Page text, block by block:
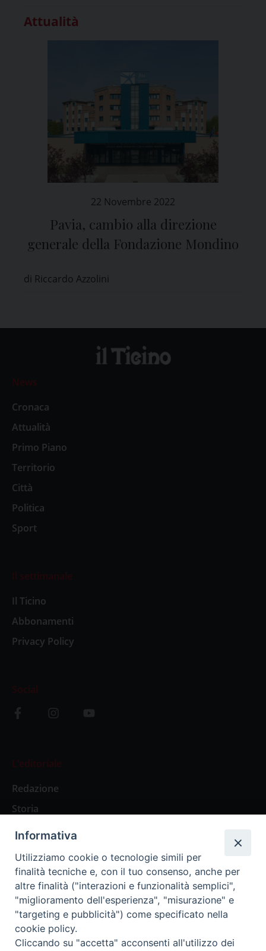
Attualità
22 Novembre 2022
Pavia, cambio alla direzione
generale della Fondazione Mondino
di Riccardo Azzolini
News
Cronaca
Attualità
Primo Piano
Territorio
Città
Politica
Sport
Il settimanale
Il Ticino
Abbonamenti
Privacy Policy
Social
L’editoriale
Redazione
Storia
Abbonamenti
Abbonamento Annuale Digitale
Abbonamento Annuale Cartaceo
Abbonamento Singola Copia Digitale
Informativa
Utilizziamo cookie o tecnologie simili per
finalità tecniche e, con il tuo consenso, anche per
altre finalità ("interazioni e funzionalità semplici",
"miglioramento dell'esperienza", "misurazione" e
"targeting e pubblicità") come specificato nella
cookie policy.
Cliccando su "accetta" acconsenti all'utilizzo dei